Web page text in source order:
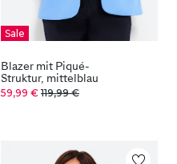
Sale
Blazer mit Piqué-
Struktur, mittelblau
59,99 € 119,99 €